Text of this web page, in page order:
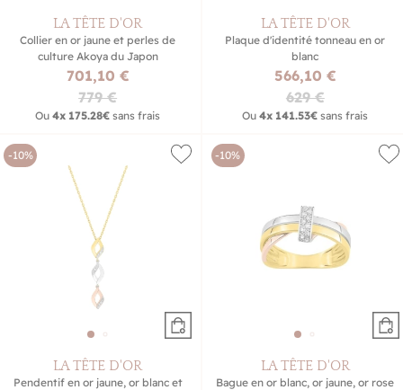
LA TÊTE D'OR
Collier en or jaune et perles de
culture Akoya du Japon
701,10 €
779 €
Ou4x 175.28€ sans frais
LA TÊTE D'OR
Plaque d'identité tonneau en or
blanc
566,10 €
629 €
Ou4x 141.53€ sans frais
-10%
LA TÊTE D'OR
Pendentif en or jaune, or blanc et
-10%
LA TÊTE D'OR
Bague en or blanc, or jaune, or rose